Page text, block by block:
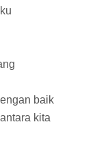
baik
kita